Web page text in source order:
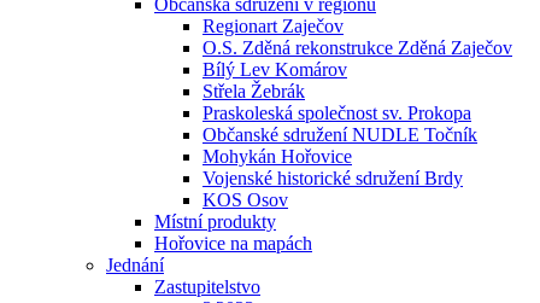
Občanská sdružení v regionu
Regionart Zaječov
O.S. Zděná rekonstrukce Zděná Zaječov
Bílý Lev Komárov
Střela Žebrák
Praskoleská společnost sv. Prokopa
Občanské sdružení NUDLE Točník
Mohykán Hořovice
Vojenské historické sdružení Brdy
KOS Osov
Místní produkty
Hořovice na mapách
Jednání
Zastupitelstvo